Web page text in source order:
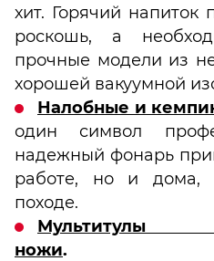
хит. Горячий
роскошь, а
прочные модели из
хорошей вакуумной
Налобные и
один символ
надежный фонарь
работе, но и
походе.
ножи.